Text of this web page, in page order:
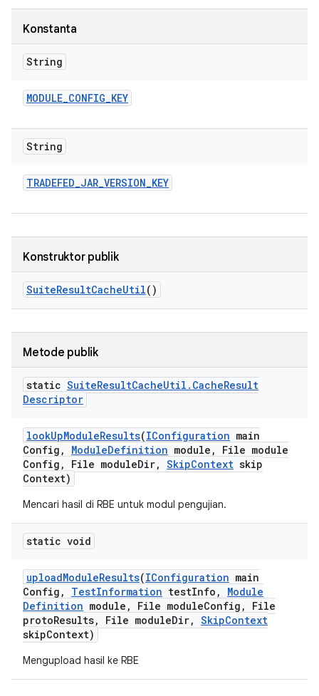
Konstanta
String
MODULE_CONFIG_KEY
String
TRADEFED_JAR_VERSION_KEY
Konstruktor publik
SuiteResultCacheUtil()
Metode publik
static SuiteResultCacheUtil . CacheResult
Descriptor
lookUpModuleResults(IConfiguration main
Config , ModuleDefinition module ,
File module
Config , File moduleDir, SkipContext skip
Context)
Mencari hasil di RBE untuk modul pengujian.
static void
uploadModuleResults(IConfiguration main
Config , TestInformation testInfo ,
Module
Definition module , File moduleConfig ,
File
protoResults, File moduleDir, SkipContext
skipContext)
Mengupload hasil ke RBE